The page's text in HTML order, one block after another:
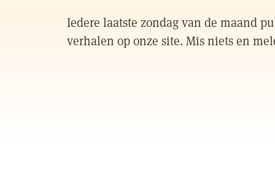
Iedere laatste zondag van de maand
verhalen op onze site. Mis niets en